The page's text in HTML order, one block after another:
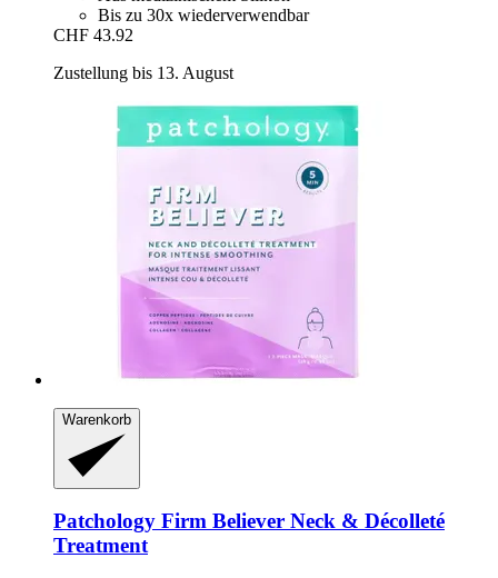
Bis zu 30x wiederverwendbar
CHF 43.92
Zustellung bis 13. August
Warenkorb
Patchology Firm Believer Neck & Décolleté
Treatment